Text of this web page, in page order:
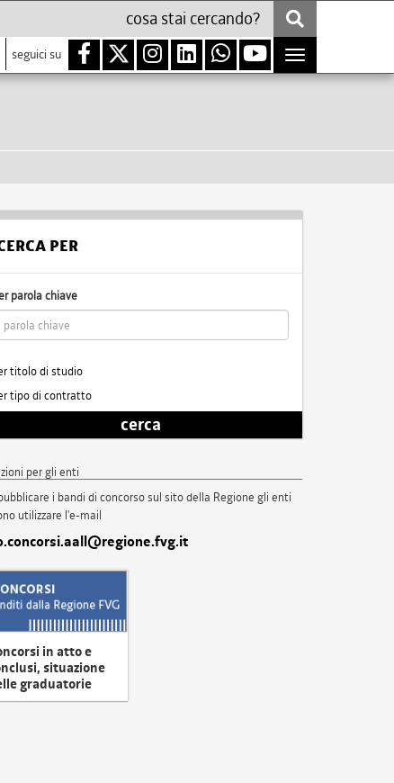
seguici su
Toggle
navigation
PER
parola chiave
titolo di studio
tipo di contratto
cerca
per gli enti
i bandi di concorso sul sito della Regione gli enti
utilizzare l'e-mail
in atto e
situazione
graduatorie